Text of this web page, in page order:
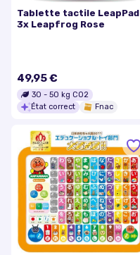
Tablette tactile LeapPad
3x Leapfrog Rose
49,95 €
30 - 50 kg CO2
État correct
Fnac